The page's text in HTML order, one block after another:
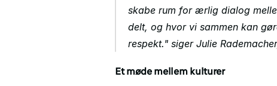
skabe rum for ærlig dialog
delt, og hvor vi sammen kan
respekt." siger Julie
Et møde mellem kulturer